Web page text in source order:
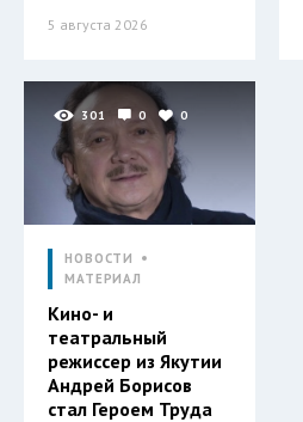
5 августа 2026
301 0 0
НОВОСТИ
МАТЕРИАЛ
Кино- и
театральный
режиссер из Якутии
Андрей Борисов
стал Героем Труда